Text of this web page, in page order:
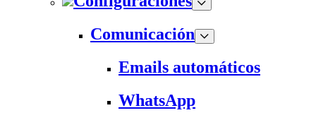
Comunicación
Emails automáticos
WhatsApp